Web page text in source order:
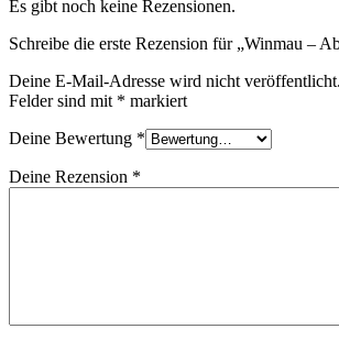
Es gibt noch keine Rezensionen.
Schreibe die erste Rezension für „Winmau –
Deine E-Mail-Adresse wird nicht veröffentlicht.
Felder sind mit * markiert
Deine Bewertung *
Deine Rezension *